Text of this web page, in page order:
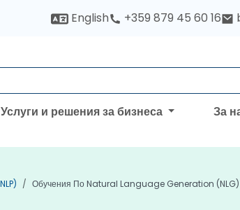
English +359 879 45 60 16
Услуги и решения за бизнеса За
Обучения По Natural Language Generation (NLG)